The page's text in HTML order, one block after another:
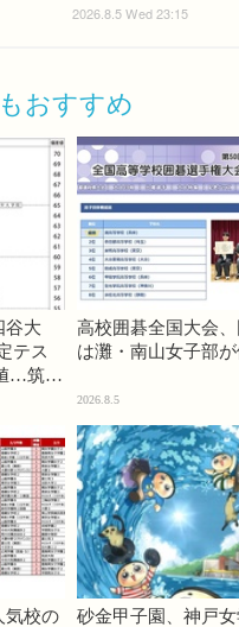
2026.8.5 Wed 23:15
おすすめ
谷大
テス
…筑駒
高校囲碁全国大会
は灘・南山女子部
2026.8.5
気校の
砂金甲子園、神戸